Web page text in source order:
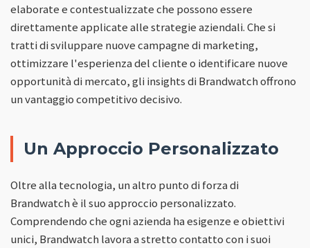
elaborate e contestualizzate che possono essere
direttamente applicate alle strategie aziendali. Che si
tratti di sviluppare nuove campagne di marketing,
ottimizzare l'esperienza del cliente o identificare nuove
opportunità di mercato, gli insights di Brandwatch offrono
un vantaggio competitivo decisivo.
Un Approccio Personalizzato
Oltre alla tecnologia, un altro punto di forza di
Brandwatch è il suo approccio personalizzato.
Comprendendo che ogni azienda ha esigenze e obiettivi
unici, Brandwatch lavora a stretto contatto con i suoi